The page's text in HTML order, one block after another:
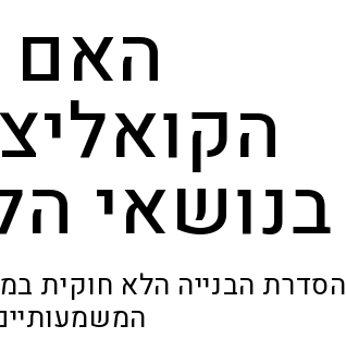
בנושאי
הסדרת הבנייה הלא חוקית